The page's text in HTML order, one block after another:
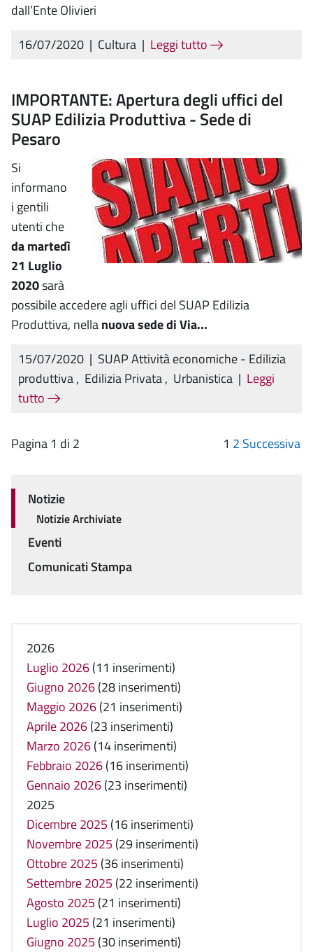
dall’Ente Olivieri
16/07/2020 | Cultura | Leggi tutto
IMPORTANTE: Apertura degli uffici del
SUAP Edilizia Produttiva - Sede di
Pesaro
Si
informano
i gentili
utenti che
da martedì
21 Luglio
2020sarà
possibile accedere agli uffici del SUAP Edilizia
Produttiva, nellanuova sede di Via...
15/07/2020 | SUAP Attività economiche - Edilizia
produttiva, Edilizia Privata, Urbanistica | Leggi
tutto
Pagina 1 di 2 1 2 Successiva
Menu
Notizie
Notizie Archiviate
Eventi
Comunicati Stampa
2026
Luglio 2026(11 inserimenti)
Giugno 2026(28 inserimenti)
Maggio 2026(21 inserimenti)
Aprile 2026(23 inserimenti)
Marzo 2026(14 inserimenti)
Febbraio 2026(16 inserimenti)
Gennaio 2026(23 inserimenti)
2025
Dicembre 2025 (16 inserimenti)
Novembre 2025 (29 inserimenti)
Ottobre 2025 (36 inserimenti)
Settembre 2025 (22 inserimenti)
Agosto 2025 (21 inserimenti)
Luglio 2025 (21 inserimenti)
Giugno 2025 (30 inserimenti)